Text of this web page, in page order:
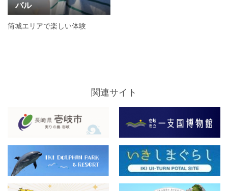
バル
筒城エリアで楽しい体験
関連サイト